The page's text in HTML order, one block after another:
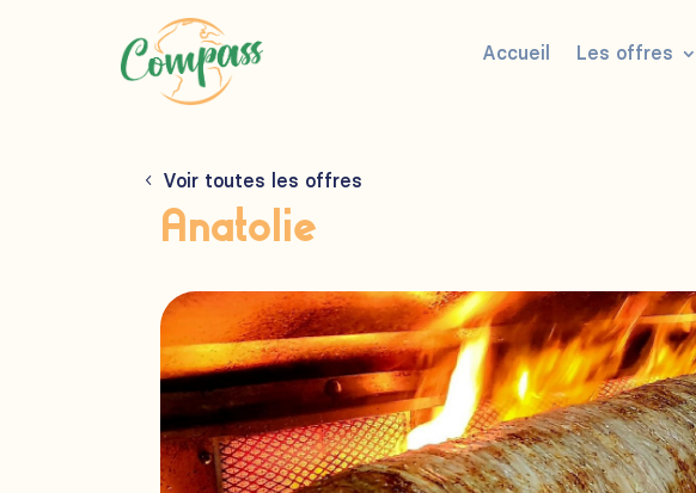
Accueil Les offres
Voir toutes les offres
Anatolie